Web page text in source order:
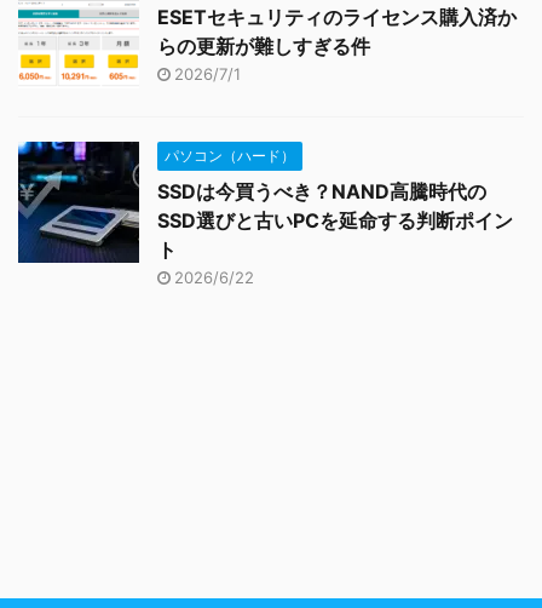
ESETセキュリティのライセンス購入済か
らの更新が難しすぎる件
2026/7/1
パソコン（ハード）
SSDは今買うべき？NAND高騰時代の
SSD選びと古いPCを延命する判断ポイン
ト
2026/6/22